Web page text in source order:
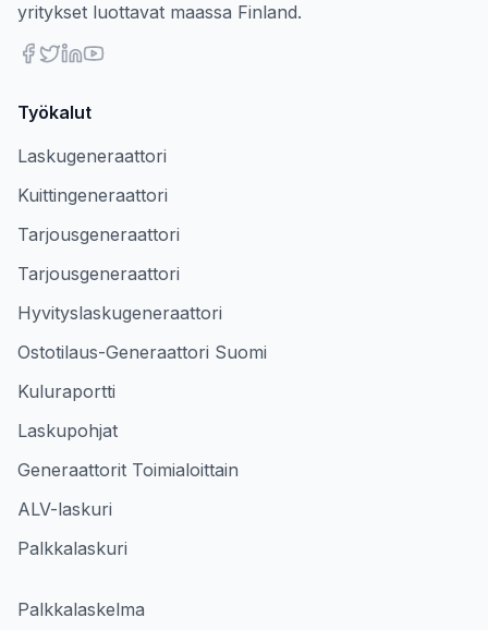
yritykset luottavat maassa Finland.
Työkalut
Laskugeneraattori
Kuittingeneraattori
Tarjousgeneraattori
Tarjousgeneraattori
Hyvityslaskugeneraattori
Ostotilaus-Generaattori Suomi
Kuluraportti
Laskupohjat
Generaattorit Toimialoittain
ALV-laskuri
Palkkalaskuri
Palkkalaskelma